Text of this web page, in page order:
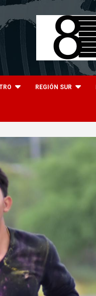
REGIÓN SUR